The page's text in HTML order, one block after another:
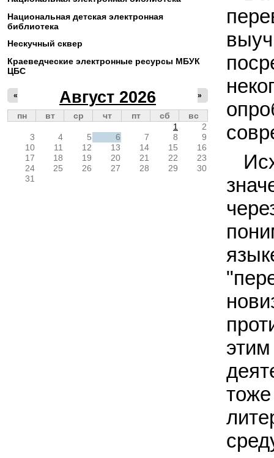
Национальная детская электронная
библиотека
Нескучный сквер
Краеведческие электронные ресурсы МБУК
ЦБС
Август 2026
« »
пн вт ср чт пт сб
вс
1
2
3
4 5 6 7 8
9
10
11 12 13 14 15
16
17
18 19 20 21 22
23
24
25 26 27 28 29
30
31